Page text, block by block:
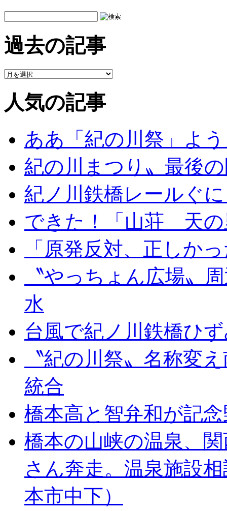
過去の記事
人気の記事
ああ「紀の川祭」よ
紀の川まつり〟最後
紀ノ川鉄橋レールぐ
できた！「山荘 天の
「原発反対、正しか
〝やっちょん広場〟
水
台風で紀ノ川鉄橋ひ
〝紀の川祭〟名称変
統合
橋本高と智弁和が記
橋本の山峡の温泉、
さん奔走。温泉施設
本市中下）